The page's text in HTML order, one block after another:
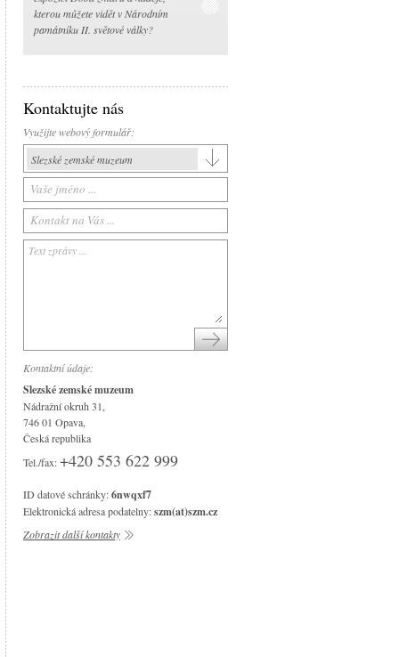
kterou můžete vidět v Národním
památníku II. světové války?
Kontaktujte nás
Využijte webový formulář:
Slezské zemské muzeum
Slezské zemské muzeum
Historická výstavní budova
Arboretum Nový Dvůr
Národní památník II. světové války
Kontaktní údaje:
Slezské zemské muzeum
Nádražní okruh 31,
746 01 Opava,
Česká republika
Tel./fax:+420 553 622 999
ID datové schránky:6nwqxf7
Elektronická adresa podatelny:szm(at)szm.cz
Zobrazit další kontakty